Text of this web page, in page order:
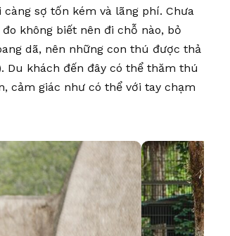
sợ tốn kém và lãng phí. Chưa
không biết nên đi chỗ nào, bỏ
dã, nên những con thú được thả
Du khách đến đây có thể thăm thú
cảm giác như có thể với tay chạm